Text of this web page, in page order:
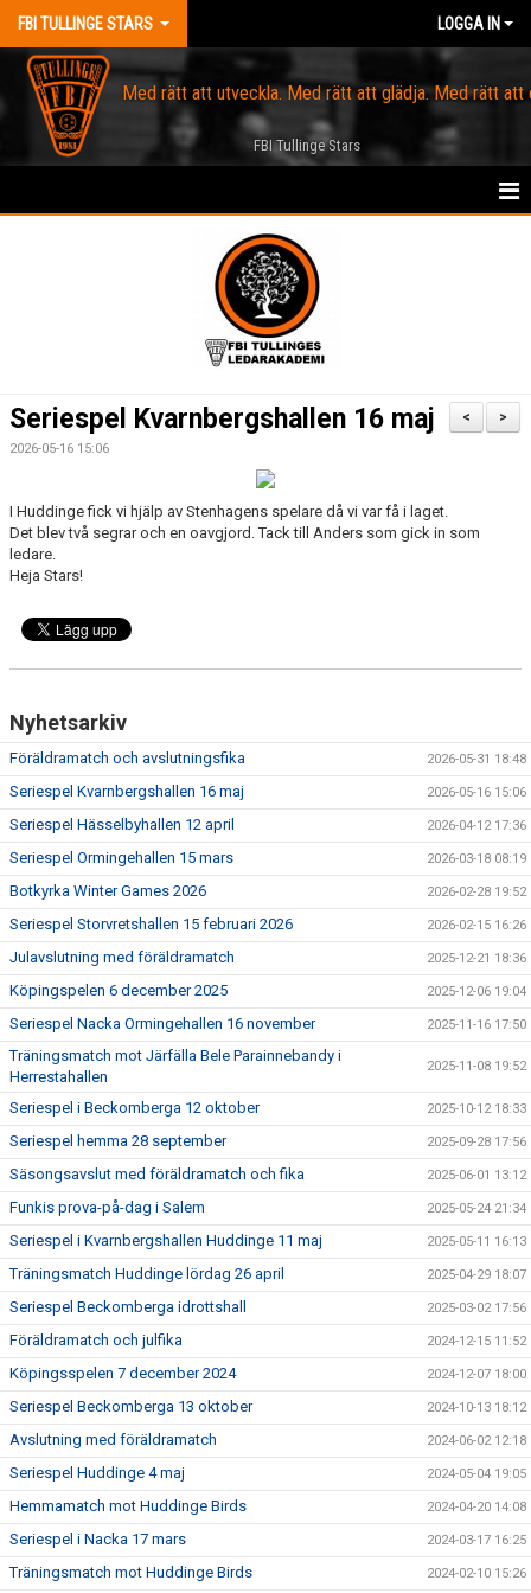
FBI TULLINGE STARS LOGGA IN
Med rätt att utveckla. Med rätt att glädja. Med rätt att
FBI Tullinge Stars
KONTAKT
PROFILKLÄDER
VIDEOS
SOCIALT
NYHETSARKIV
DOKUMENT
>
<
Seriespel Kvarnbergshallen 16 maj
2026-05-16 15:06
I Huddinge fick vi hjälp av Stenhagens spelare då vi var få i laget.
Det blev två segrar och en oavgjord. Tack till Anders som gick in som
ledare.
Heja Stars!
Nyhetsarkiv
Föräldramatch och avslutningsfika 2026-05-31 18:48
Seriespel Kvarnbergshallen 16 maj 2026-05-16 15:06
Seriespel Hässelbyhallen 12 april 2026-04-12 17:36
Seriespel Ormingehallen 15 mars 2026-03-18 08:19
Botkyrka Winter Games 2026 2026-02-28 19:52
Seriespel Storvretshallen 15 februari 2026 2026-02-15 16:26
Julavslutning med föräldramatch 2025-12-21 18:36
Köpingspelen 6 december 2025 2025-12-06 19:04
Seriespel Nacka Ormingehallen 16 november 2025-11-16 17:50
Träningsmatch mot Järfälla Bele Parainnebandy i
Herrestahallen
2025-11-08 19:52
Seriespel i Beckomberga 12 oktober 2025-10-12 18:33
Seriespel hemma 28 september 2025-09-28 17:56
Säsongsavslut med föräldramatch och fika 2025-06-01 13:12
Funkis prova-på-dag i Salem 2025-05-24 21:34
Seriespel i Kvarnbergshallen Huddinge 11 maj 2025-05-11 16:13
Träningsmatch Huddinge lördag 26 april 2025-04-29 18:07
Seriespel Beckomberga idrottshall 2025-03-02 17:56
Föräldramatch och julfika 2024-12-15 11:52
Köpingsspelen 7 december 2024 2024-12-07 18:00
Seriespel Beckomberga 13 oktober 2024-10-13 18:12
Avslutning med föräldramatch 2024-06-02 12:18
Seriespel Huddinge 4 maj 2024-05-04 19:05
Hemmamatch mot Huddinge Birds 2024-04-20 14:08
Seriespel i Nacka 17 mars 2024-03-17 16:25
Träningsmatch mot Huddinge Birds 2024-02-10 15:26